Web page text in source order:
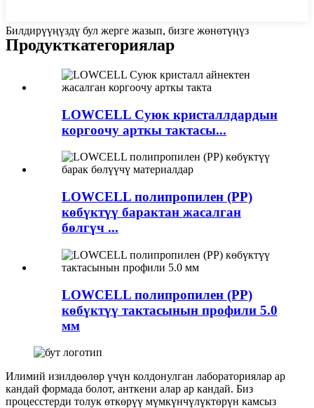
Билдирүүңүздү бул жерге жазып, бизге жөнөтүңүз
Продукткатегориялар
LOWCELL Суюк кристаллдардын
коргоочу арткы тактасы...
LOWCELL полипропилен (PP)
көбүктүү барактан жасалган
бөлгүч ...
LOWCELL полипропилен (PP)
көбүктүү тактасынын профили 5.0
мм
Илимий изилдөөлөр үчүн колдонулган лабораториялар ар
кандай формада болот, анткени алар ар кандай. Биз
процесстерди толук өткөрүү мүмкүнчүлүктөрүн камсыз